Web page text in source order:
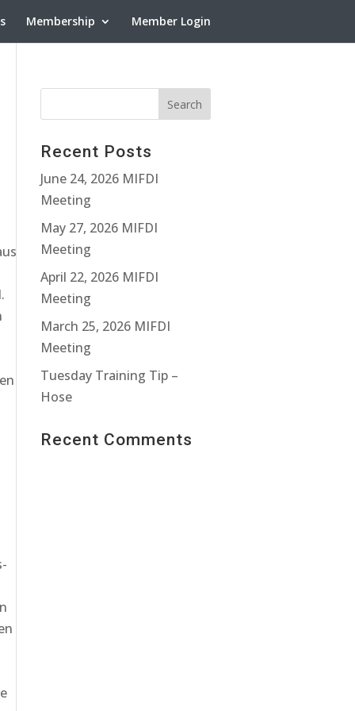
Membership Member Login
Recent Posts
June 24, 2026 MIFDI
Meeting
May 27, 2026 MIFDI
Meeting
April 22, 2026 MIFDI
Meeting
March 25, 2026 MIFDI
Meeting
Tuesday Training Tip –
Hose
Recent Comments